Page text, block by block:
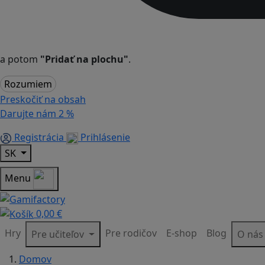
a potom "Pridať na plochu".
Rozumiem
Preskočiť na obsah
Darujte nám 2 %
Registrácia
Prihlásenie
SK
Menu
0,00 €
Hry
Pre učiteľov Pre rodičov E-shop Blog
O nás
Domov